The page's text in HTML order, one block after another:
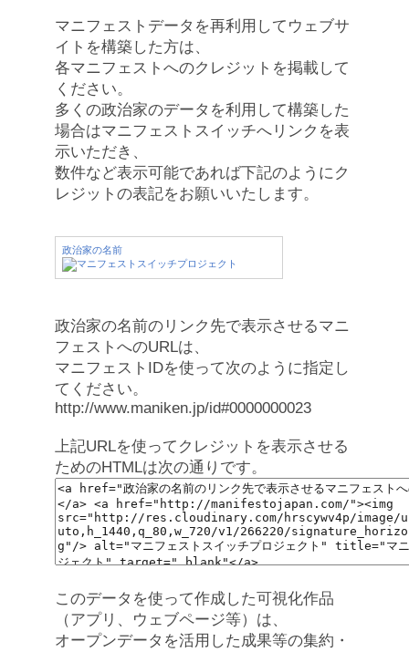
マニフェストデータを再利用してウェブサ
イトを構築した方は、
各マニフェストへのクレジットを掲載して
ください。
多くの政治家のデータを利用して構築した
場合はマニフェストスイッチへリンクを表
示いただき、
数件など表示可能であれば下記のようにク
レジットの表記をお願いいたします。
政治家の名前
政治家の名前のリンク先で表示させるマニ
フェストへのURLは、
マニフェストIDを使って次のように指定し
てください。
http://www.maniken.jp/id#0000000023
上記URLを使ってクレジットを表示させる
ためのHTMLは次の通りです。
このデータを使って作成した可視化作品
（アプリ、ウェブページ等）は、
オープンデータを活用した成果等の集約・